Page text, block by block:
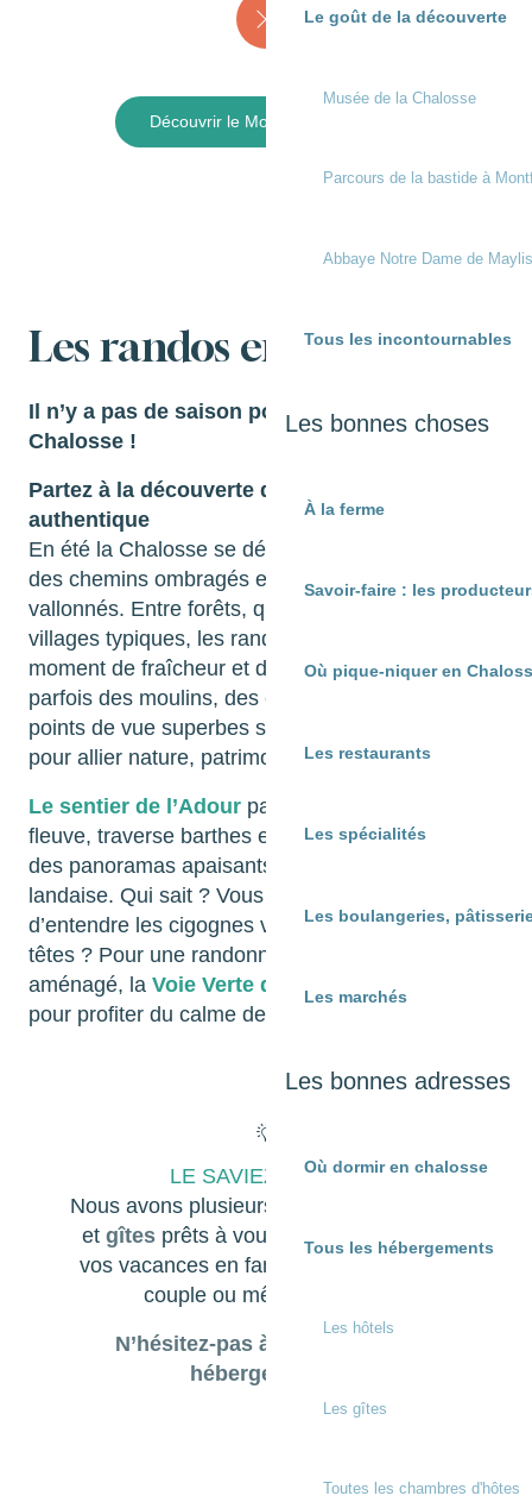
Le goût de la découverte
Musée de la Chalosse
Parcours de la bastide à
Abbaye Notre Dame de Maylis
Tous les incontournables
Les bonnes choses
À la ferme
Savoir-faire : les
Où pique-niquer en
Les restaurants
Les spécialités
Les boulangeries,
Les marchés
Les bonnes adresses
Où dormir en chalosse
Tous les hébergements
Les hôtels
Les gîtes
Toutes les chambres d'hôtes
Découvrir le Moulin de Poyaller
Les randos en Chalosse
Il n’y a pas de saison pour randonner en
Chalosse !
Partez à la découverte d’un territoire
authentique
En été la Chalosse se découvre à pied, au rythme
des chemins ombragés et des paysages
vallonnés. Entre forêts, quelques vignes et petits
villages typiques, les randonnées offrent un
moment de fraîcheur et d’évasion. On y croise
parfois des moulins, des églises romanes et des
points de vue superbes sur les Pyrénées. Parfait
pour allier nature, patrimoine et douceur estivale.
Le sentier de l’Adour par exemple, qui suit le
fleuve, traverse barthes et forêts et vous offrira
des panoramas apaisants sur la campagne
landaise. Qui sait ? Vous aurez peut-être le plaisir
d’entendre les cigognes voler au dessus de vos
têtes ? Pour une randonnée sur un chemin
aménagé, la Voie Verte de Chalosse
sera idéal
pour profiter du calme de la nature en hiver.
LE SAVIEZ-VOUS ?
Nous avons plusieurs
et gîtes prêts à vous accueillir pendant
vos vacances en famille, entre amis, en
couple ou même en solo !
N’hésitez-pas à consulter nos
hébergements!
Micro Z'aventures "Adiu les